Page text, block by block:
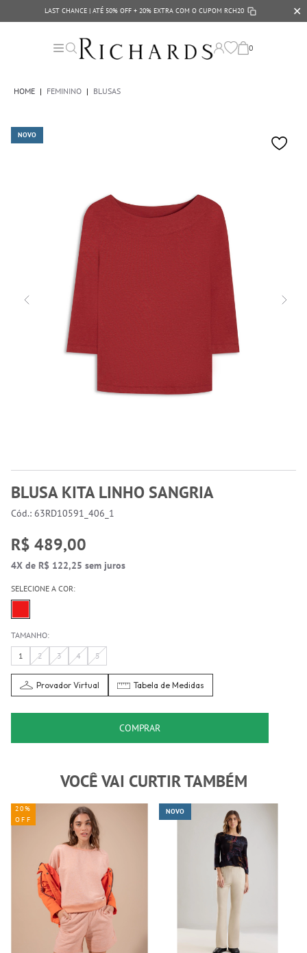
LAST CHANCE | ATÉ 50% OFF + 20% EXTRA COM O CUPOM RCH20 ✕
0
HOME | FEMININO | BLUSAS
NOVO
BLUSA KITA LINHO SANGRIA
Cód.: 63RD10591_406_1
R$ 489,00
4X de R$ 122,25 sem juros
SELECIONE A COR:
TAMANHO:
1
2 3 4 5
Provador Virtual Tabela de Medidas
COMPRAR
VOCÊ VAI CURTIR TAMBÉM
20%
OFF
NOVO